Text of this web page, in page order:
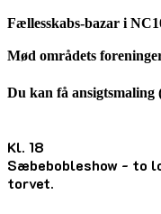
Fællesskabs-bazar i
Mød områdets
Du kan få ansigtsmaling
Kl. 18
Sæbebobleshow - to
torvet.